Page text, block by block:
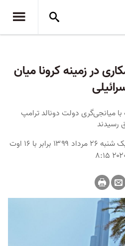
در زمینه کرونا میان
میانجی‌گری دولت دونالد ترامپ
رسیدند
یک شنبه ۲۶ مرداد ۱۳۹۹ برابر با ۱۶ اوت
۸:۱۵